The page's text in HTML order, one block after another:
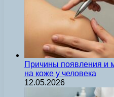
Причины появления и
на коже у человека
12.05.2026